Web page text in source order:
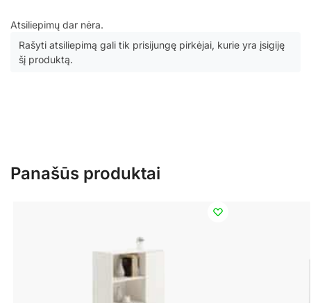
Atsiliepimų dar nėra.
Rašyti atsiliepimą gali tik prisijungę pirkėjai, kurie yra įsigiję
šį produktą.
Panašūs produktai